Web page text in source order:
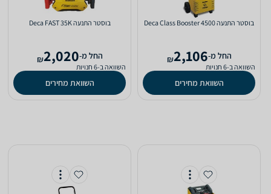
‏בוסטר התנעה Deca Class Booster 4500
‫החל מ-2,106
₪
השוואה ב-6 חנויות
השוואת מחירים
‏בוסטר התנעה Deca FAST 35K
‫החל מ-2,020
₪
השוואה ב-6 חנויות
השוואת מחירים